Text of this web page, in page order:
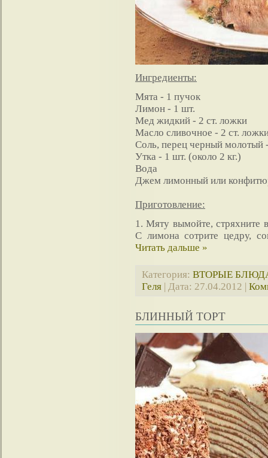
Ингредиенты:
Мята - 1 пучок
Лимон - 1 шт.
Мед жидкий - 2 ст. ложки
Масло сливочное - 2 ст.
Соль, перец черный молотый
Утка - 1 шт. (около 2 кг.)
Вода
Джем лимонный или
Приготовление:
1. Мяту вымойте, стряхните
С лимона сотрите цедру,
Читать дальше »
Категория: ВТОРЫЕ
Геля | Дата: 27.04.2012 |
БЛИННЫЙ ТОРТ